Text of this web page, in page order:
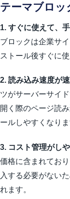
テーマブロッ
1. すぐに使えて、
ブロックは企業サ
ストール後すぐに
2. 読み込み速度が
ツがサーバーサイ
開く際のページ読
ールしやすくなりま
3. コスト管理がし
価格に含まれてお
入する必要がない
れます。